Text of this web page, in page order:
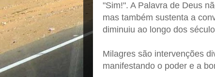
"Sim!". A Palavra de Deus
mas também sustenta a
diminuiu ao longo dos
Milagres são intervenções
manifestando o poder e a